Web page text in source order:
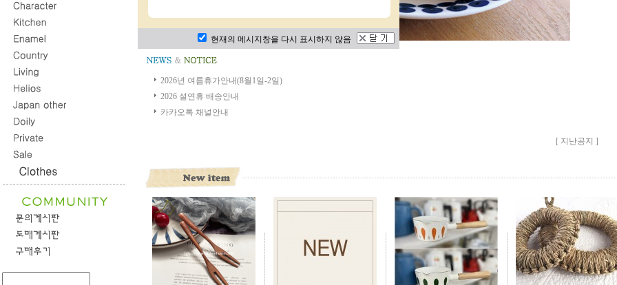
2026년 여름휴가안내(8월1일-2일)
2026 설연휴 배송안내
카카오톡 채널안내
[ 지난공지 ]
현재의 메시지창을 다시 표시하지 않음